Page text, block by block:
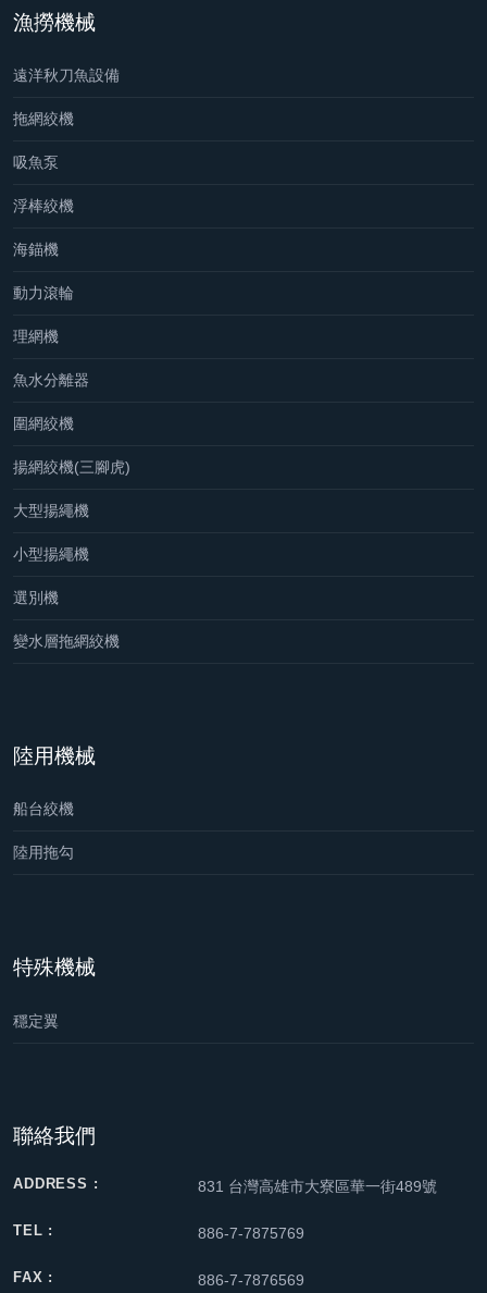
漁撈機械
遠洋秋刀魚設備
拖網絞機
吸魚泵
浮棒絞機
海錨機
動力滾輪
理網機
魚水分離器
圍網絞機
揚網絞機(三腳虎)
大型揚繩機
小型揚繩機
選別機
變水層拖網絞機
陸用機械
船台絞機
陸用拖勾
特殊機械
穩定翼
聯絡我們
ADDRESS : 831 台灣高雄市大寮區華一街489號
TEL : 886-7-7875769
FAX : 886-7-7876569